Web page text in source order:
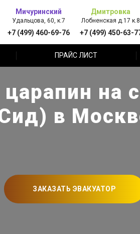
Мичуринский
Удальцова, 60, к.7
+7 (499) 460-69-76
Дмитровка
Лобненская д.17 к.8
+7 (499) 450-63-
ПРАЙС ЛИСТ
на
в
ЗАКАЗАТЬ ЭВАКУАТОР